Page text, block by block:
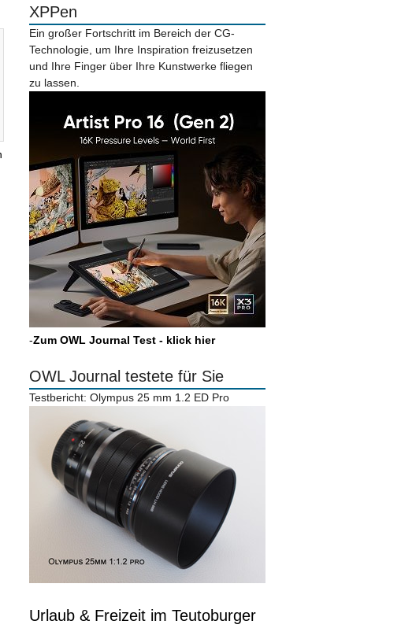
XPPen
Ein großer Fortschritt im Bereich der CG-
Technologie, um Ihre Inspiration freizusetzen
und Ihre Finger über Ihre Kunstwerke fliegen
zu lassen.
-Zum OWL Journal Test - klick hier
OWL Journal testete für Sie
Testbericht: Olympus 25 mm 1.2 ED Pro
Urlaub & Freizeit im Teutoburger